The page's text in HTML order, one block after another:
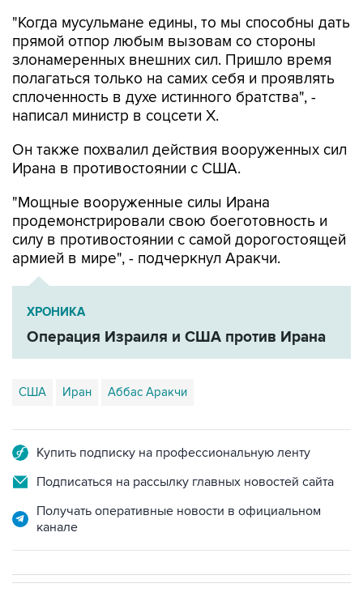
"Когда мусульмане едины, то мы способны дать
прямой отпор любым вызовам со стороны
злонамеренных внешних сил. Пришло время
полагаться только на самих себя и проявлять
сплоченность в духе истинного братства", -
написал министр в соцсети Х.
Он также похвалил действия вооруженных сил
Ирана в противостоянии с США.
"Мощные вооруженные силы Ирана
продемонстрировали свою боеготовность и
силу в противостоянии с самой дорогостоящей
армией в мире", - подчеркнул Аракчи.
ХРОНИКА
Операция Израиля и США против Ирана
США Иран Аббас Аракчи
Купить подписку на профессиональную ленту
Подписаться на рассылку главных новостей сайта
Получать оперативные новости в официальном
канале